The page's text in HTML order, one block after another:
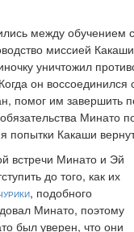
между
миссией
уничтожил
Когда он
помог им завершить
Минато
попытки Какаши
встречи Минато и Эй
до того, как их
, подобного
Минато, поэтому
был уверен, что они